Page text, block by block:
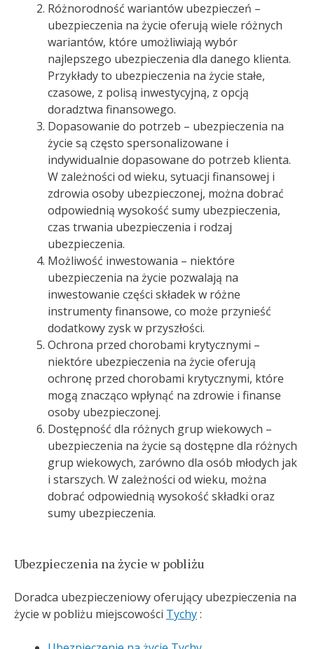
Różnorodność wariantów ubezpieczeń –
ubezpieczenia na życie oferują wiele różnych
wariantów, które umożliwiają wybór
najlepszego ubezpieczenia dla danego klienta.
Przykłady to ubezpieczenia na życie stałe,
czasowe, z polisą inwestycyjną, z opcją
doradztwa finansowego.
Dopasowanie do potrzeb – ubezpieczenia na
życie są często spersonalizowane i
indywidualnie dopasowane do potrzeb klienta.
W zależności od wieku, sytuacji finansowej i
zdrowia osoby ubezpieczonej, można dobrać
odpowiednią wysokość sumy ubezpieczenia,
czas trwania ubezpieczenia i rodzaj
ubezpieczenia.
Możliwość inwestowania – niektóre
ubezpieczenia na życie pozwalają na
inwestowanie części składek w różne
instrumenty finansowe, co może przynieść
dodatkowy zysk w przyszłości.
Ochrona przed chorobami krytycznymi –
niektóre ubezpieczenia na życie oferują
ochronę przed chorobami krytycznymi, które
mogą znacząco wpłynąć na zdrowie i finanse
osoby ubezpieczonej.
Dostępność dla różnych grup wiekowych –
ubezpieczenia na życie są dostępne dla różnych
grup wiekowych, zarówno dla osób młodych jak
i starszych. W zależności od wieku, można
dobrać odpowiednią wysokość składki oraz
sumy ubezpieczenia.
Ubezpieczenia na życie w pobliżu
Doradca ubezpieczeniowy oferujący ubezpieczenia na
życie w pobliżu miejscowości Tychy: